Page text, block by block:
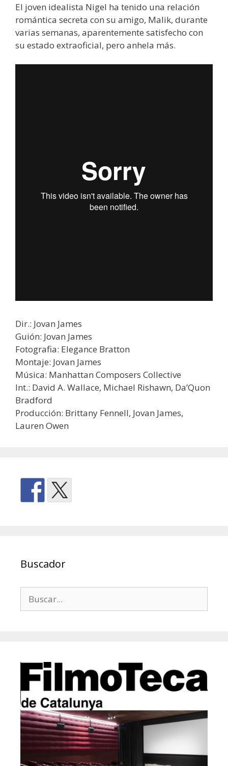
El joven idealista Nigel ha tenido una relación
romántica secreta con su amigo, Malik, durante
varias semanas, aparentemente satisfecho con
su estado extraoficial, pero anhela más.
Dir.: Jovan James
Guión: Jovan James
Fotografia: Elegance Bratton
Montaje: Jovan James
Música: Manhattan Composers Collective
Int.: David A. Wallace, Michael Rishawn, Da’Quon
Bradford
Producción: Brittany Fennell, Jovan James,
Lauren Owen
Buscador